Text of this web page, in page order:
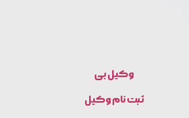
وکیل بی
ثبت نام وکیل